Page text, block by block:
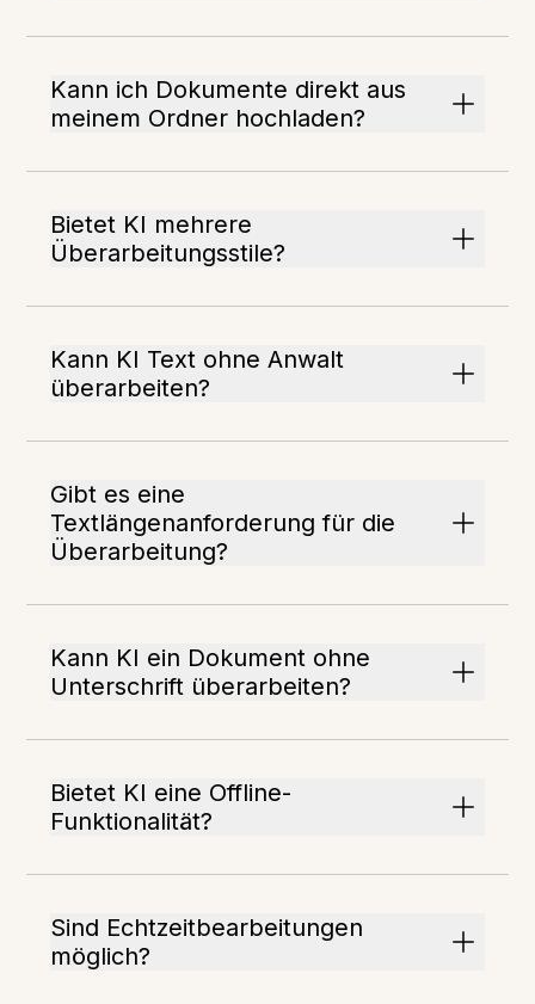
Kann ich Dokumente direkt aus
meinem Ordner hochladen?
Bietet KI mehrere
Überarbeitungsstile?
Kann KI Text ohne Anwalt
überarbeiten?
Gibt es eine
Textlängenanforderung für die
Überarbeitung?
Kann KI ein Dokument ohne
Unterschrift überarbeiten?
Bietet KI eine Offline-
Funktionalität?
Sind Echtzeitbearbeitungen
möglich?